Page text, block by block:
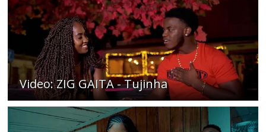
Video: ZIG GAITA - Tujinha